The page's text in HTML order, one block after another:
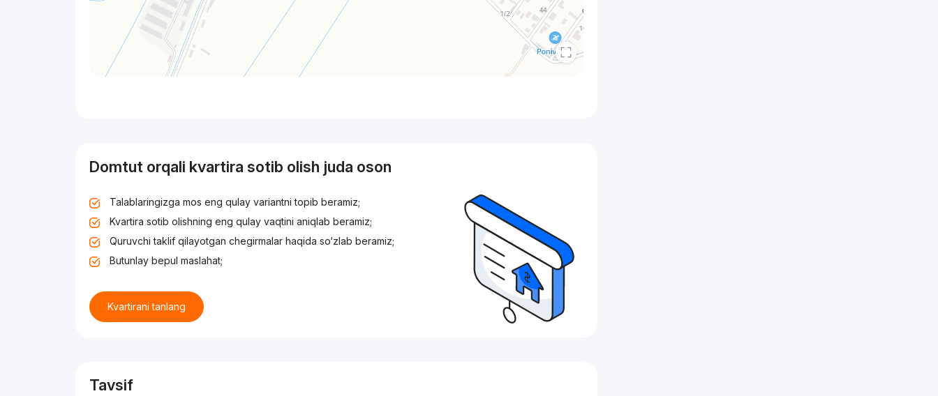
Domtut orqali kvartira sotib olish juda oson
Talablaringizga mos eng qulay variantni topib beramiz;
Kvartira sotib olishning eng qulay vaqtini aniqlab beramiz;
Quruvchi taklif qilayotgan chegirmalar haqida so‘zlab beramiz;
Butunlay bepul maslahat;
Kvartirani tanlang
Tavsif